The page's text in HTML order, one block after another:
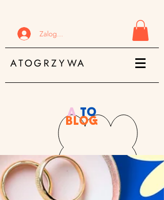
Zaloguj się
ATOGRZYWA
ATO
BLOG